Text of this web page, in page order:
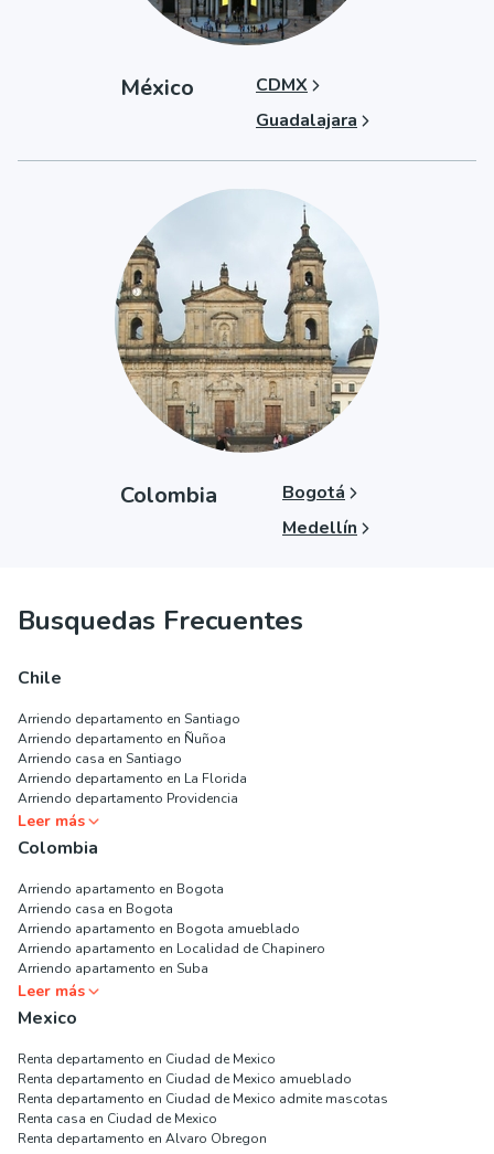
México
CDMX
Guadalajara
Colombia
Bogotá
Medellín
Busquedas Frecuentes
Chile
Arriendo departamento en Santiago
Arriendo departamento en Ñuñoa
Arriendo casa en Santiago
Arriendo departamento en La Florida
Arriendo departamento Providencia
Leer más
Colombia
Arriendo apartamento en Bogota
Arriendo casa en Bogota
Arriendo apartamento en Bogota amueblado
Arriendo apartamento en Localidad de Chapinero
Arriendo apartamento en Suba
Leer más
Mexico
Renta departamento en Ciudad de Mexico
Renta departamento en Ciudad de Mexico amueblado
Renta departamento en Ciudad de Mexico admite mascotas
Renta casa en Ciudad de Mexico
Renta departamento en Alvaro Obregon